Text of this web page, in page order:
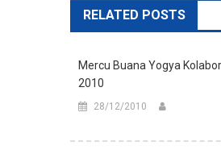
RELATED POSTS
Mercu Buana Yogya
2010
28/12/2010